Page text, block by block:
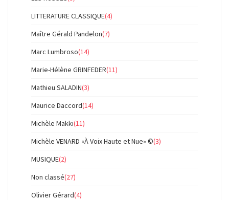
LITTERATURE CLASSIQUE(4)
Maître Gérald Pandelon(7)
Marc Lumbroso(14)
Marie-Hélène GRINFEDER(11)
Mathieu SALADIN(3)
Maurice Daccord(14)
Michèle Makki(11)
Michèle VENARD «À Voix Haute et Nue» ©(3)
MUSIQUE(2)
Non classé(27)
Olivier Gérard(4)